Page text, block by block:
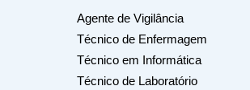
Agente de Vigilância
Técnico de Enfermagem
Técnico em Informática
Técnico de Laboratório